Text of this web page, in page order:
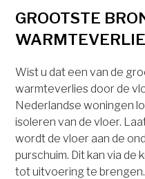
GROOTSTE
Wist u dat een van de
warmteverlies door de
Nederlandse woningen
isoleren van de vloer.
wordt de vloer aan de
purschuim. Dit kan via de
tot uitvoering te